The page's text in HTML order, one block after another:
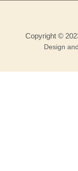
Copyright ©
Design